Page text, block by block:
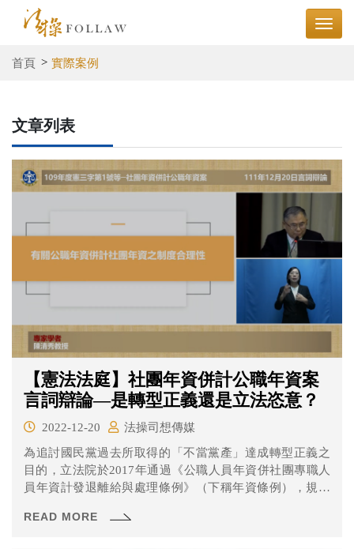
首頁 實際案例
文章列表
【憲法法庭】社團年資併計公職年資案
言詞辯論—是轉型正義還是立法恣意？
2022-12-20
法操司想傳媒
為追討國民黨過去所取得的「不當黨產」達成轉型正義之
目的，立法院於2017年通過《公職人員年資併社團專職人
員年資計發退離給與處理條例》（下稱年資條例），規定
公務員，必須將過去在社團的年資扣除、繳回多領的退休
READ MORE